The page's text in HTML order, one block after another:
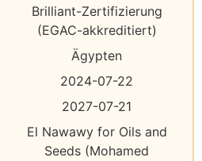
Brilliant-Zertifizierung
(EGAC-akkreditiert)
Ägypten
2024-07-22
2027-07-21
El Nawawy for Oils and
Seeds (Mohamed